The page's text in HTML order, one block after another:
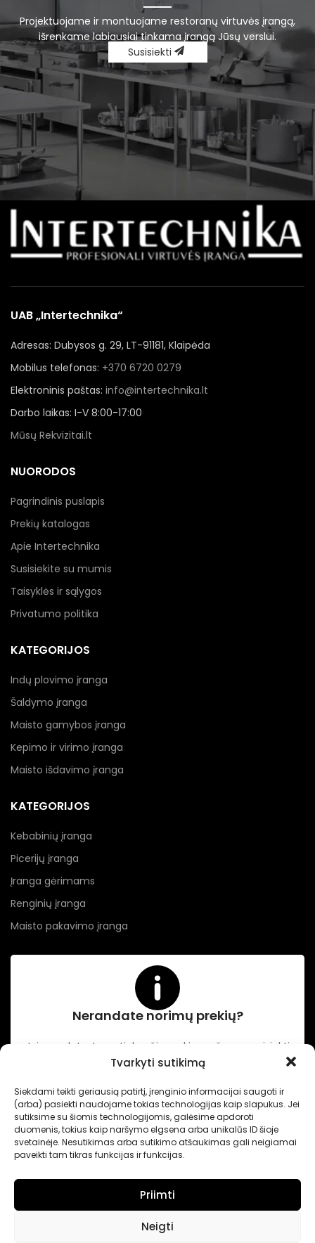
Tvarkyti sutikimą
Siekdami teikti geriausią patirtį, įrenginio informacijai saugoti ir
(arba) pasiekti naudojame tokias technologijas kaip slapukus. Jei
sutiksime su šiomis technologijomis, galėsime apdoroti
duomenis, tokius kaip naršymo elgsena arba unikalūs ID šioje
svetainėje. Nesutikimas arba sutikimo atšaukimas gali neigiamai
paveikti tam tikras funkcijas ir funkcijas.
Priimti
Neigti
Projektuojame ir montuojame restoranų virtuvės įrangą,
išrenkame labiausiai tinkama įrangą Jūsų verslui.
Susisiekti
UAB „Intertechnika“
Adresas: Dubysos g. 29, LT-91181, Klaipėda
Mobilus telefonas: +370 6720 0279
Elektroninis paštas: info@intertechnika.lt
Darbo laikas: I-V 8:00-17:00
Mūsų Rekvizitai.lt
NUORODOS
Pagrindinis puslapis
Prekių katalogas
Apie Intertechnika
Susisiekite su mumis
Taisyklės ir sąlygos
Privatumo politika
KATEGORIJOS
Indų plovimo įranga
Šaldymo įranga
Maisto gamybos įranga
Kepimo ir virimo įranga
Maisto išdavimo įranga
KATEGORIJOS
Kebabinių įranga
Picerijų įranga
Įranga gėrimams
Renginių įranga
Maisto pakavimo įranga
Nerandate norimų prekių?
Jei neradote Jums tinkančių prekių prašome susisiekti
kontaktuose nurodytu tel. numeriu arba el. paštu.
Intertechnika Sukurta pagal užsakymą-Dominykas Vitkauskas.
Internetinių svetainių sprendimai